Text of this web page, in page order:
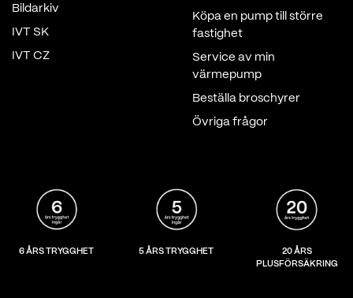
Bildarkiv
IVT SK
IVT CZ
Köpa en pump till större
fastighet
Service av min
värmepump
Beställa broschyrer
Övriga frågor
6 ÅRS TRYGGHET 5 ÅRS TRYGGHET
20 ÅRS
PLUSFÖRSÄKRING